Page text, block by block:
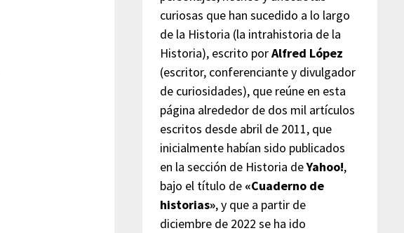
curiosas que han sucedido a lo largo
de la Historia (la intrahistoria de la
Historia), escrito porAlfred López
(escritor, conferenciante y divulgador
de curiosidades), que reúne en esta
página alrededor de dos mil artículos
escritos desde abril de 2011, que
inicialmente habían sido publicados
en la sección de Historia deYahoo!,
bajo el título de «Cuaderno de
historias», y que a partir de
diciembre de 2022 se ha ido